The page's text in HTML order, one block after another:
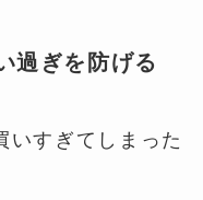
過ぎを防げる
いすぎてしまった